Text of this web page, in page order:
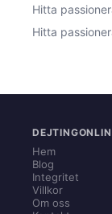
Hitta
Hitta
Hem
Blog
Integritet
Villkor
Om oss